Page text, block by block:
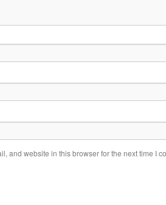
and website in this browser for the next time I